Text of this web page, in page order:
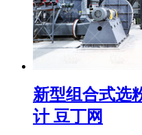
新型组合式选
计 豆丁网